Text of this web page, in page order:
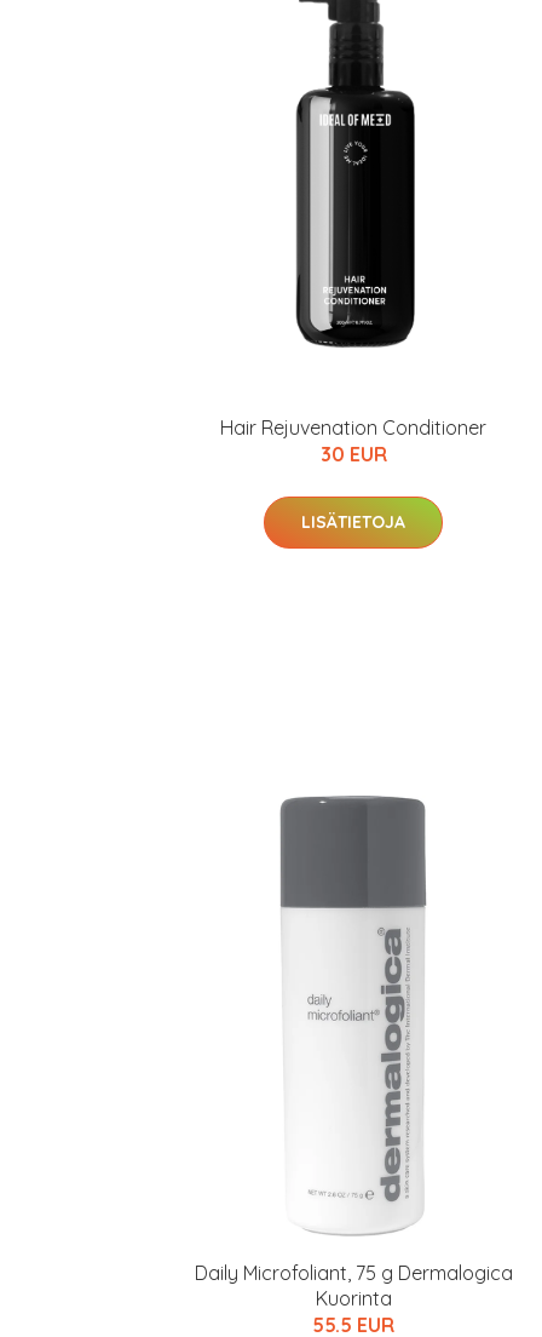
Hair Rejuvenation Conditioner
30 EUR
LISÄTIETOJA
Daily Microfoliant, 75 g Dermalogica
Kuorinta
55.5 EUR
Sponsoriltamme
IdealofMeD
Kaikki